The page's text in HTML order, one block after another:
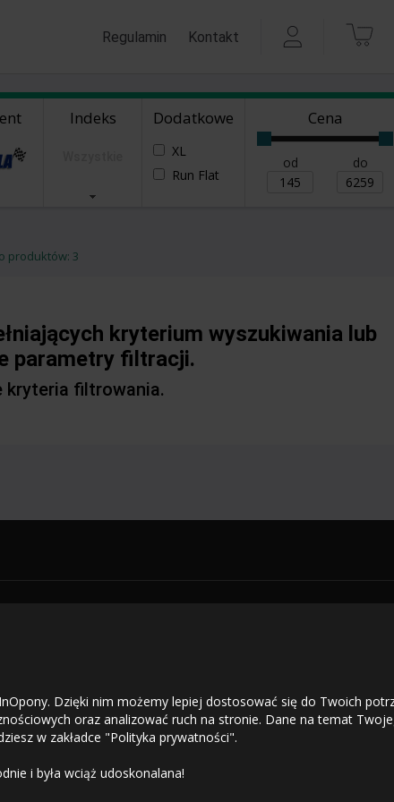
Dzięki nim możemy lepiej dostosować się do Twoich
oraz analizować ruch na stronie. Dane na temat
w zakładce "Polityka prywatności".
i była wciąż udoskonalana!
Regulamin Kontakt
Indeks Dodatkowe
XL
Run Flat
Cena
od do
produktów: 3
kryterium wyszukiwania lub
parametry filtracji.
kryteria filtrowania.